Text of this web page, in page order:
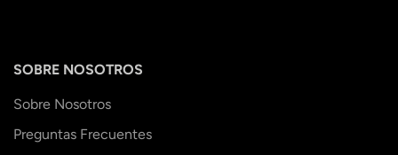
SOBRE NOSOTROS
Sobre Nosotros
Preguntas Frecuentes